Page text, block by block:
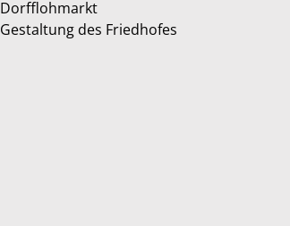
Dorfflohmarkt
Gestaltung des Friedhofes